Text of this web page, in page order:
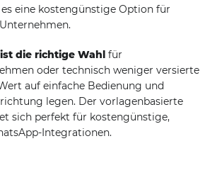
eine kostengünstige Option für
die richtige Wahl für
oder technisch weniger versierte
auf einfache Bedienung und
legen. Der vorlagenbasierte
sich perfekt für kostengünstige,
Integrationen.